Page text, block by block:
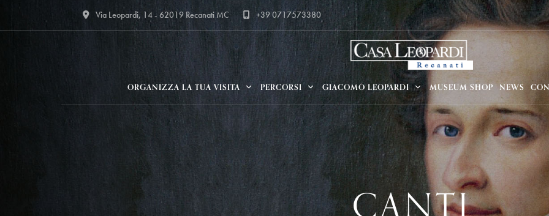
Via Leopardi, 14 - 62019 Recanati MC +39 0717573380
ORGANIZZA LA TUA VISITA PERCORSI GIACOMO LEOPARDI MUSEUM SHOP NEWS
CANTI